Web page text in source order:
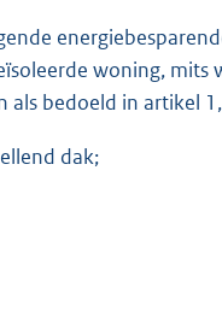
woning,
als bedoeld in artikel
dak;